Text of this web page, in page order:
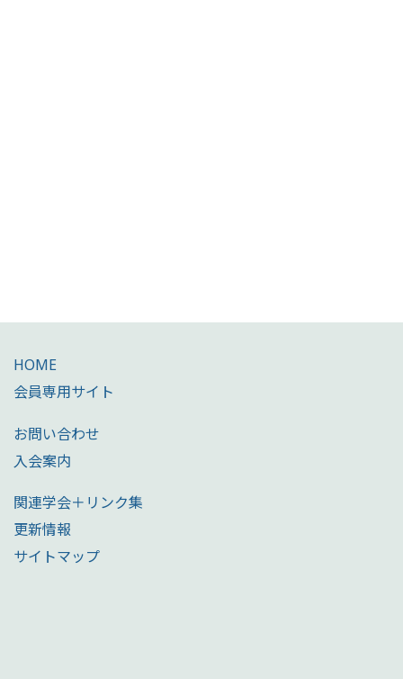
HOME
会員専用サイト
お問い合わせ
入会案内
関連学会＋リンク集
更新情報
サイトマップ